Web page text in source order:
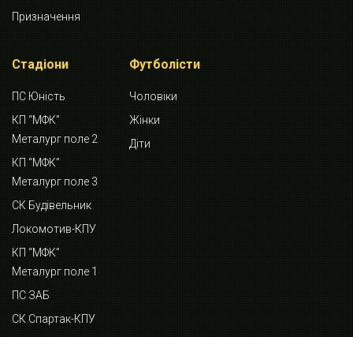
Призначення
Стадіони
ПС Юність
КП “МФК”
Металург поле 2
КП “МФК”
Металург поле 3
СК Будівельник
Локомотив-КПУ
КП “МФК”
Металург поле 1
ПС ЗАБ
СК Спартак-КПУ
Футболісти
Чоловіки
Жінки
Діти